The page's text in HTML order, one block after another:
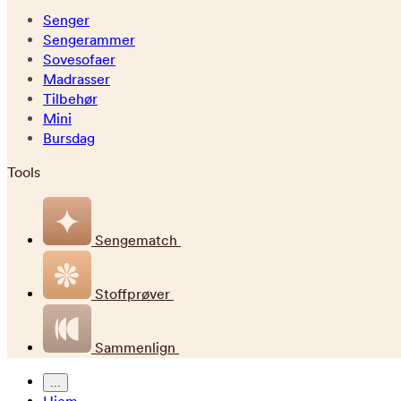
Senger
Sengerammer
Sovesofaer
Madrasser
Tilbehør
Mini
Bursdag
Tools
Sengematch
Stoffprøver
Sammenlign
...